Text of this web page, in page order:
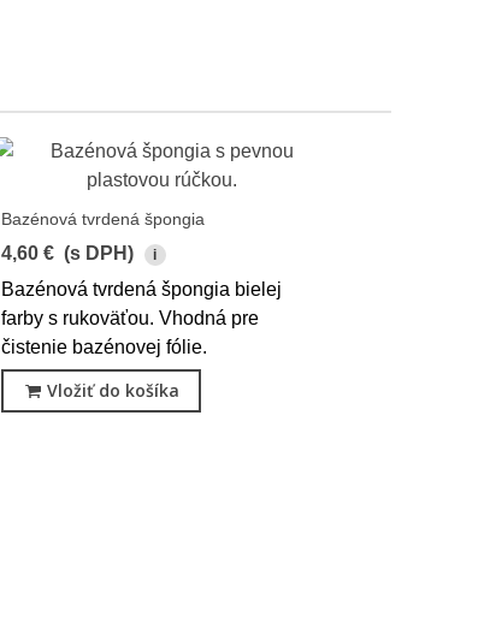
Bazénová tvrdená špongia
4,60 € (s DPH) i
Bazénová tvrdená špongia bielej
farby s rukoväťou. Vhodná pre
čistenie bazénovej fólie.
Vložiť do košíka